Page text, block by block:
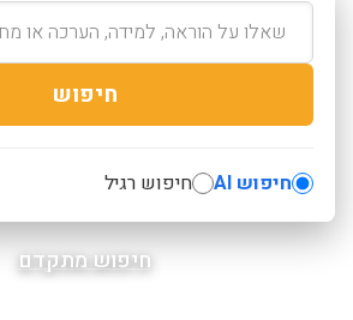
חיפוש
חיפוש AI חיפוש רגיל
חיפוש מתקדם